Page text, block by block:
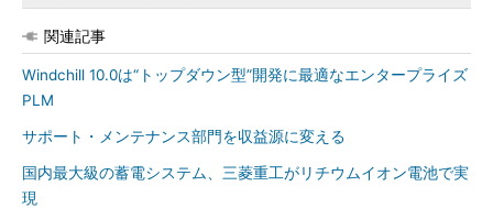
関連記事
Windchill 10.0は“トップダウン型”開発に最適なエンタープライズ
PLM
サポート・メンテナンス部門を収益源に変える
国内最大級の蓄電システム、三菱重工がリチウムイオン電池で実
現